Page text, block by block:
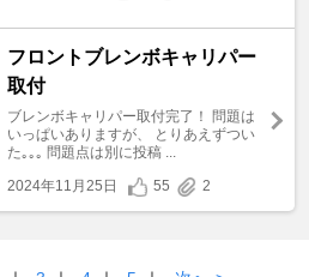
フロントブレンボキャリパー
取付
ブレンボキャリパー取付完了！ 問題は
いっぱいありますが、 とりあえずつい
た｡｡｡ 問題点は別に投稿 ...
2024年11月25日
55 2